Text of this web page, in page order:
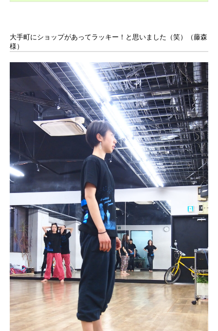
大手町にショップがあってラッキー！と思いました（笑）
（藤森
様）